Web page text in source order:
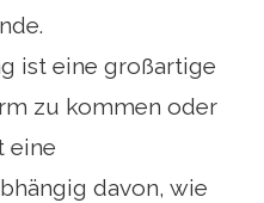
ist eine großartige
zu kommen oder
eine
davon, wie